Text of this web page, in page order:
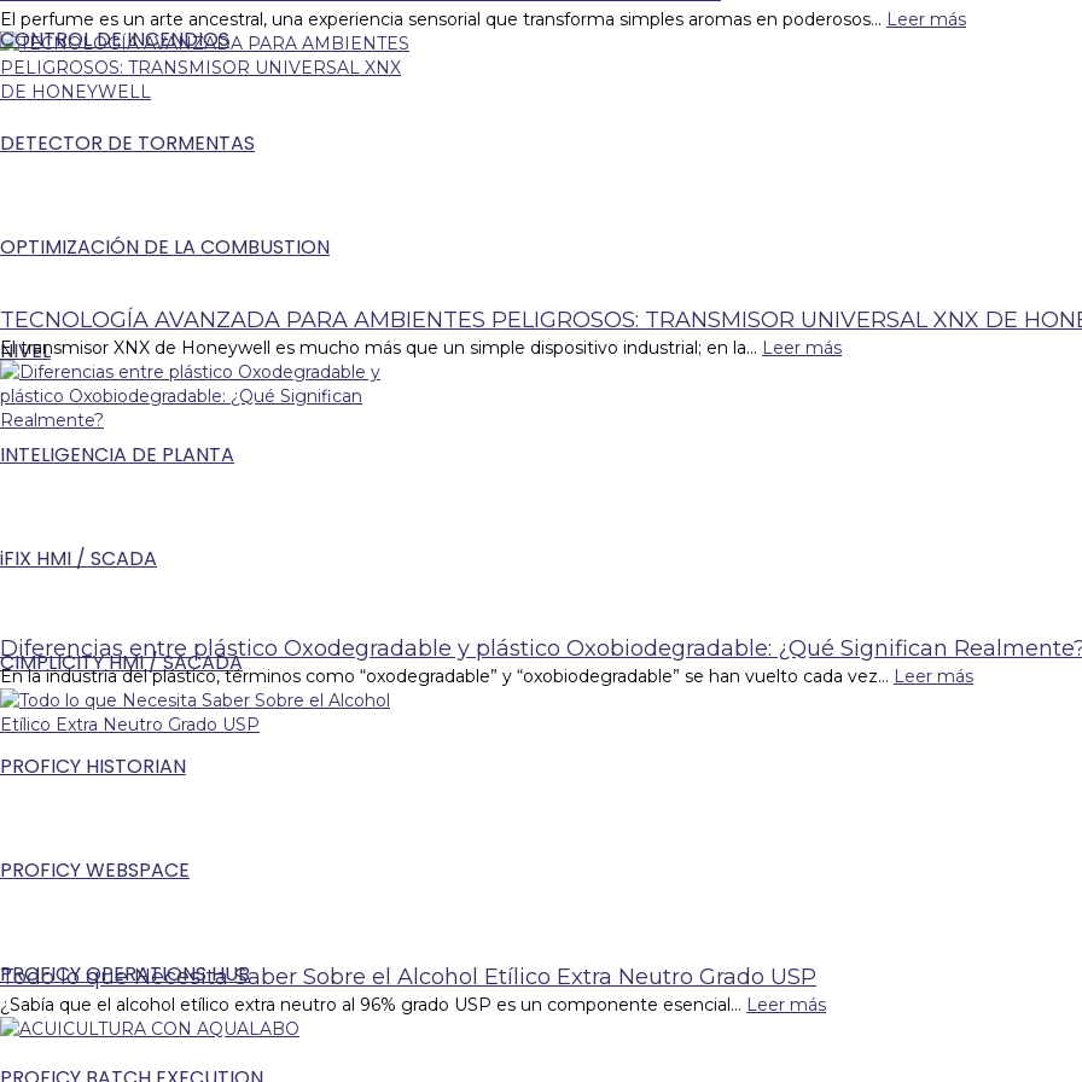
CONTROL DE INCENDIOS
DETECTOR DE TORMENTAS
OPTIMIZACIÓN DE LA COMBUSTION
NIVEL
INTELIGENCIA DE PLANTA
iFIX HMI / SCADA
CIMPLICITY HMI / SACADA
PROFICY HISTORIAN
PROFICY WEBSPACE
PROFICY OPERATIONS HUB
El perfume es un arte ancestral, una experiencia sensorial que transforma simples aromas en poderosos... Leer más
TECNOLOGÍA AVANZADA PARA AMBIENTES PELIGROSOS: TRANSMISOR UNIVERSAL XNX DE
El transmisor XNX de Honeywell es mucho más que un simple dispositivo industrial; en la... Leer más
Diferencias entre plástico Oxodegradable y plástico Oxobiodegradable: ¿Qué Significan
En la industria del plástico, términos como “oxodegradable” y “oxobiodegradable” se han vuelto cada vez... Leer más
Todo lo que Necesita Saber Sobre el Alcohol Etílico Extra Neutro Grado USP
¿Sabía que el alcohol etílico extra neutro al 96% grado USP es un componente esencial... Leer más